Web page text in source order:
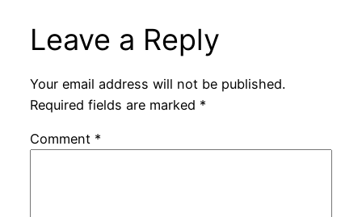
Leave a Reply
Your email address will not be published.
Required fields are marked *
Comment *